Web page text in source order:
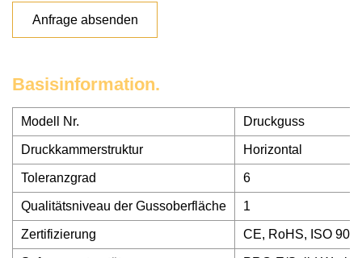
Anfrage absenden
Basisinformation.
Modell Nr. Druckguss
Druckkammerstruktur Horizontal
Toleranzgrad 6
Qualitätsniveau der Gussoberfläche 1
Zertifizierung CE, RoHS, ISO